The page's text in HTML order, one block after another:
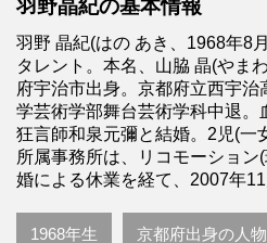
羽野晶紀の基本情報
羽野 晶紀(はの あき、1968年8
タレント。本名、山脇 晶(やま
府宇治市出身。京都府立西宇
学芸術学部舞台芸術学科中退。
狂言師和泉元彌と結婚。2児(一
所属事務所は、リコモーショ
婚による休業を経て、2007年
1968年生 京都府出身の人物